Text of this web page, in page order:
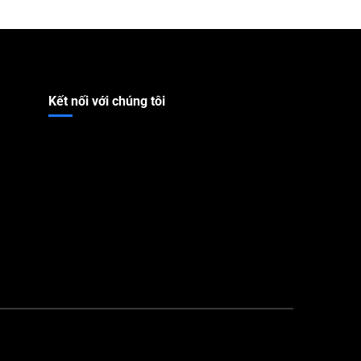
Kết nối với chúng tôi